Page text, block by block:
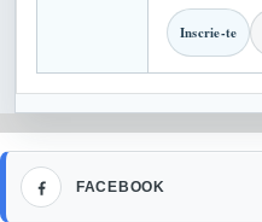
Inscrie-te
FACEBOOK
Facebook